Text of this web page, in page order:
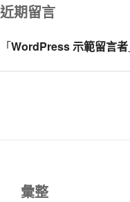
近期留言
「WordPress 示範留言者
彙整